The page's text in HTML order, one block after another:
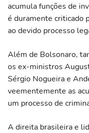
acumula funções de
é duramente criticado
ao devido processo
Além de Bolsonaro,
os ex-ministros
Sérgio Nogueira e
veementemente as
um processo de
A direita brasileira e